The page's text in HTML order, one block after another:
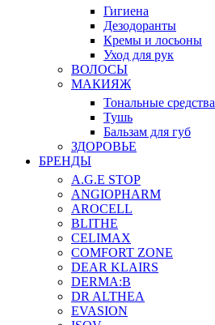
Гигиена
Дезодоранты
Кремы и лосьоны
Уход для рук
ВОЛОСЫ
МАКИЯЖ
Тональные средства
Тушь
Бальзам для губ
ЗДОРОВЬЕ
БРЕНДЫ
A.G.E STOP
ANGIOPHARM
AROCELL
BLITHE
CELIMAX
COMFORT ZONE
DEAR KLAIRS
DERMA:B
DR ALTHEA
EVASION